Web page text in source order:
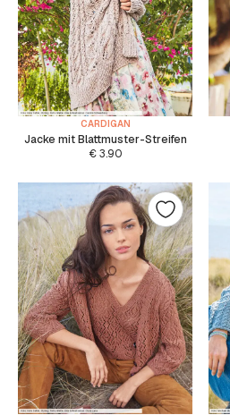
CARDIGAN
Jacke mit Blattmuster-Streifen
€3.90